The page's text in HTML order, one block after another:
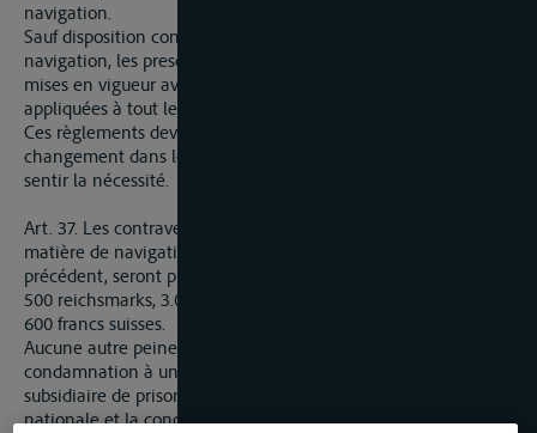
navigation.
Sauf disposition contraire des règlements de police de la
navigation, les prescriptions de ces règlements ne seront pas
mises en vigueur avant qu’elles puissent être uniformément
appliquées à tout le cours du Rhin.
Ces règlements devront toutefois être modifiés lorsqu’un
changement dans les conditions de la navigation en fera
sentir la nécessité.
Art. 37. Les contraventions aux prescriptions de police en
matière de navigation, établies conformément à l’article
précédent, seront punies d’une amende qui ne pourra excéder
500 reichsmarks, 3.000 francs français, 300 florins néerlandais,
600 francs suisses.
Aucune autre peine ne pourra être prononcée, hormis la
condamnation à une contrainte par corps ou à une peine
subsidiaire de prison, selon les dispositions générales de la loi
nationale et la condamnation aux frais limités comme il est